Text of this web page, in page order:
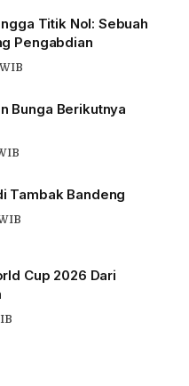
Titik Nol: Sebuah
Pengabdian
Bunga Berikutnya
Tambak Bandeng
Cup 2026 Dari